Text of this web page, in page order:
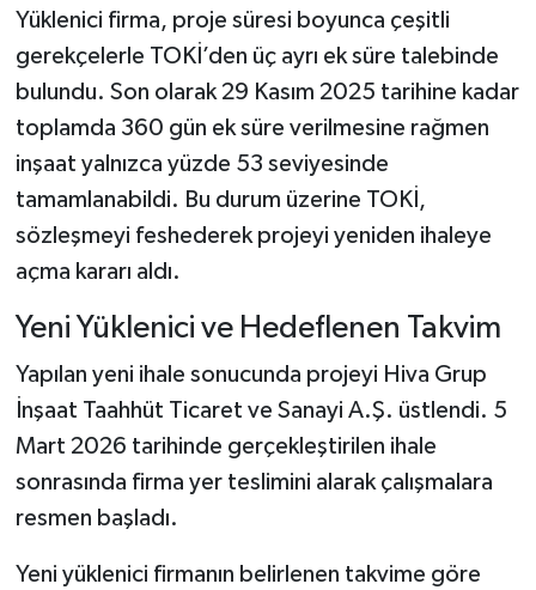
Yüklenici firma, proje süresi boyunca çeşitli
gerekçelerle TOKİ’den üç ayrı ek süre talebinde
bulundu. Son olarak 29 Kasım 2025 tarihine kadar
toplamda 360 gün ek süre verilmesine rağmen
inşaat yalnızca yüzde 53 seviyesinde
tamamlanabildi. Bu durum üzerine TOKİ,
sözleşmeyi feshederek projeyi yeniden ihaleye
açma kararı aldı.
Yeni Yüklenici ve Hedeflenen Takvim
Yapılan yeni ihale sonucunda projeyi Hiva Grup
İnşaat Taahhüt Ticaret ve Sanayi A.Ş. üstlendi. 5
Mart 2026 tarihinde gerçekleştirilen ihale
sonrasında firma yer teslimini alarak çalışmalara
resmen başladı.
Yeni yüklenici firmanın belirlenen takvime göre
Dünya Haberleri
Yerel Haberler